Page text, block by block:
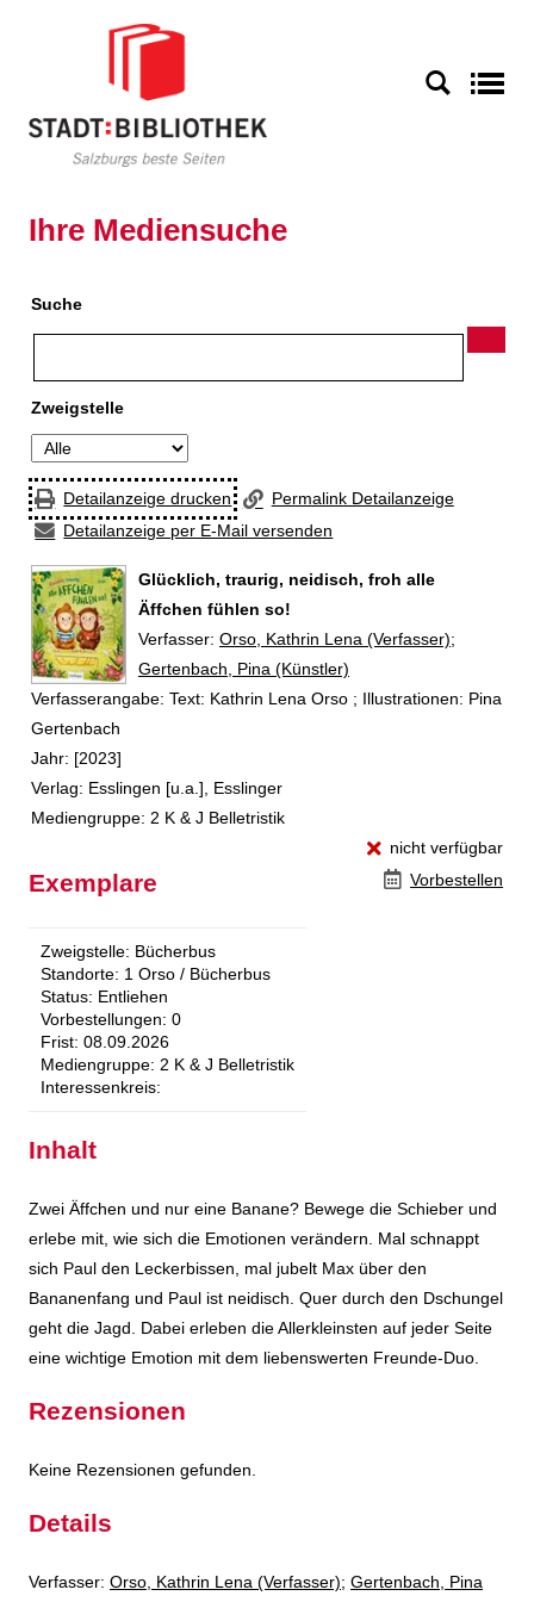
Ihre Mediensuche
Suche
Zweigstelle
Detailanzeige drucken
Permalink Detailanzeige
Detailanzeige per E-Mail versenden
Glücklich, traurig, neidisch, froh alle
Äffchen fühlen so!
Verfasser: Suche nach diesem Verfasser
Orso, Kathrin Lena (Verfasser);
Gertenbach, Pina (Künstler)
Verfasserangabe: Text: Kathrin Lena Orso ; Illustrationen: Pina
Gertenbach
Jahr: [2023]
Verlag: Esslingen [u.a.], Esslinger
Mediengruppe: 2 K & J Belletristik
nicht verfügbar
Vorbestellen
Exemplare
Zweigstelle: Bücherbus
Standorte: 1 Orso / Bücherbus
Status: Entliehen
Vorbestellungen: 0
Frist: 08.09.2026
Mediengruppe: 2 K & J Belletristik
Interessenkreis:
Inhalt
Zwei Äffchen und nur eine Banane? Bewege die Schieber und
erlebe mit, wie sich die Emotionen verändern. Mal schnappt
sich Paul den Leckerbissen, mal jubelt Max über den
Bananenfang und Paul ist neidisch. Quer durch den Dschungel
geht die Jagd. Dabei erleben die Allerkleinsten auf jeder Seite
eine wichtige Emotion mit dem liebenswerten Freunde-Duo.
Rezensionen
Keine Rezensionen gefunden.
Details
Verfasser: Suche nach diesem Verfasser
Orso, Kathrin Lena (Verfasser); Gertenbach, Pina